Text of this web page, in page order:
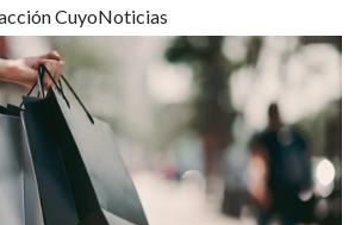
CuyoNoticias